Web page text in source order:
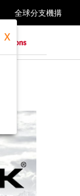
全球分支機搆
X